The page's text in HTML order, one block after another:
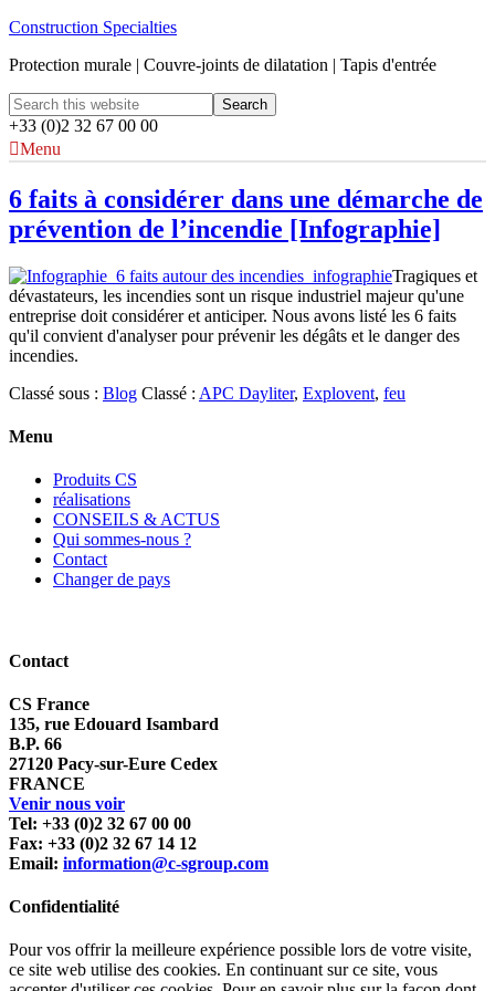
Construction Specialties
Protection murale | Couvre-joints de dilatation | Tapis d'entrée
+33 (0)2 32 67 00 00
Menu
6 faits à considérer dans une démarche de
prévention de l’incendie [Infographie]
Tragiques et
dévastateurs, les incendies sont un risque industriel majeur qu'une
entreprise doit considérer et anticiper. Nous avons listé les 6 faits
qu'il convient d'analyser pour prévenir les dégâts et le danger des
incendies.
Classé sous : Blog Classé : APC Dayliter, Explovent, feu
Menu
Produits CS
réalisations
CONSEILS & ACTUS
Qui sommes-nous ?
Contact
Changer de pays
Contact
CS France
135, rue Edouard Isambard
B.P. 66
27120 Pacy-sur-Eure Cedex
FRANCE
Venir nous voir
Tel: +33 (0)2 32 67 00 00
Fax: +33 (0)2 32 67 14 12
Email: information@c-sgroup.com
Confidentialité
Pour vos offrir la meilleure expérience possible lors de votre visite,
ce site web utilise des cookies. En continuant sur ce site, vous